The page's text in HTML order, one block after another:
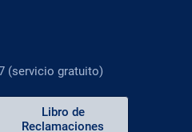
(servicio gratuito)
Libro de
Reclamaciones